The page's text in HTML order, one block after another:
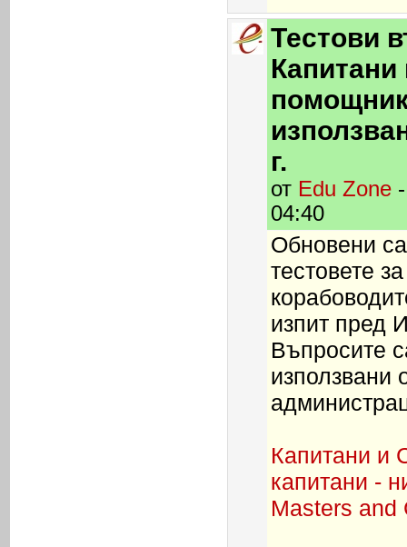
Тестови
г.
от Edu Zone
04:40
Обновени
тестовете
изпит пред
Въпросите
използвани
Капитани и
капитани -
Masters and